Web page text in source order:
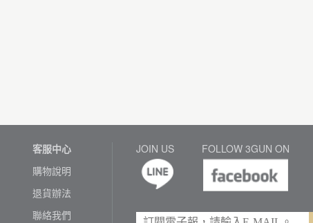
客服中心
購物說明
退貨辦法
聯絡我們
JOIN US FOLLOW 3GUN ON